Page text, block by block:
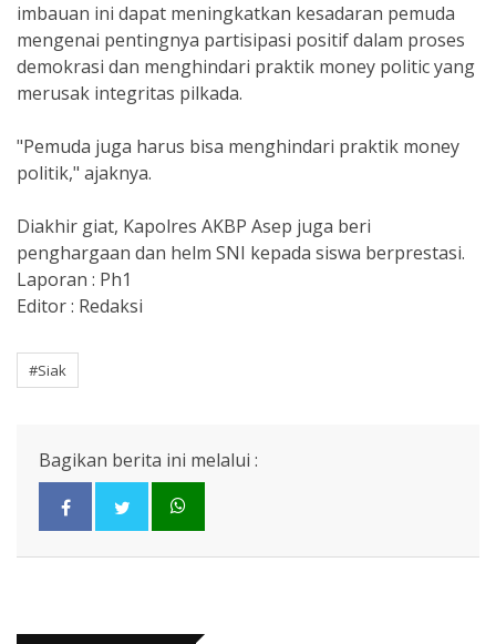
imbauan ini dapat meningkatkan kesadaran pemuda
mengenai pentingnya partisipasi positif dalam proses
demokrasi dan menghindari praktik money politic yang
merusak integritas pilkada.
"Pemuda juga harus bisa menghindari praktik money
politik," ajaknya.
Diakhir giat, Kapolres AKBP Asep juga beri
penghargaan dan helm SNI kepada siswa berprestasi.
Laporan : Ph1
Editor : Redaksi
#Siak
Bagikan berita ini melalui :